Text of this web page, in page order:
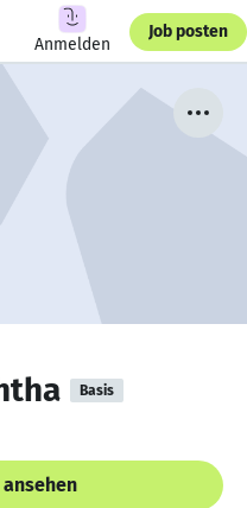
Anmelden
Job posten
Basis